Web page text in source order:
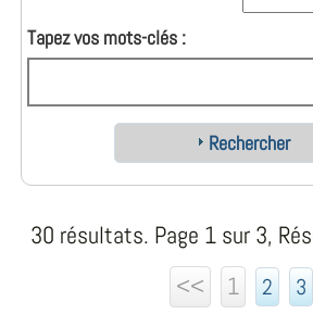
Tapez vos mots-clés :
Rechercher
30 résultats. Page 1 sur 3,
<<
1 2 3